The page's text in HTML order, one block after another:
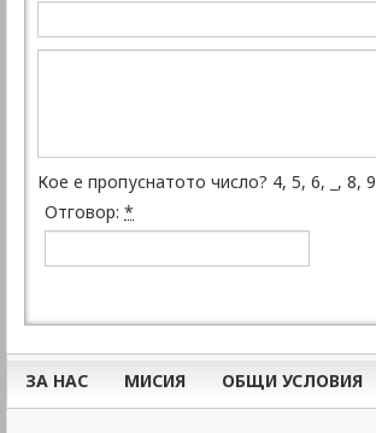
Кое е пропуснатото число? 4, 5, 6, _, 8, 9
Отговор: *
ЗА НАС МИСИЯ ОБЩИ УСЛОВИЯ